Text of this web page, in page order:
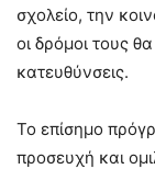
σχολείο, την
οι δρόμοι τους
κατευθύνσεις.
Το επίσημο
προσευχή και